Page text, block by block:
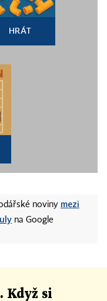
HRÁT
noviny mezi
na Google
Když si